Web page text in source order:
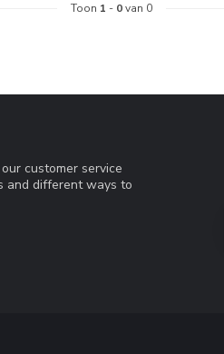
Toon 1 - 0van 0
customer service
and different ways to